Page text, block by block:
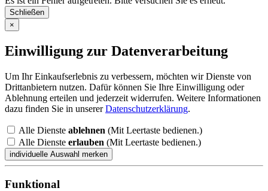
Schließen
×
Einwilligung zur Datenverarbeitung
Um Ihr Einkaufserlebnis zu verbessern, möchten wir Dienste von
Drittanbietern nutzen. Dafür können Sie Ihre Einwilligung oder
Ablehnung erteilen und jederzeit widerrufen. Weitere Informationen
dazu finden Sie in unsererDatenschutzerklärung.
Alle Dienste ablehnen (Mit Leertaste bedienen.)
Alle Dienste erlauben (Mit Leertaste bedienen.)
Funktional